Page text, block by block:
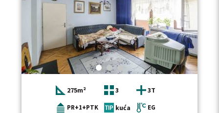
275m² 3 3T
PR+1+PTK kuća EG